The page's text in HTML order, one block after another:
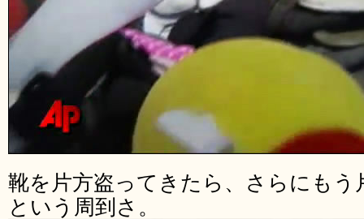
靴を片方盗ってきたら、さらにも
という周到さ。